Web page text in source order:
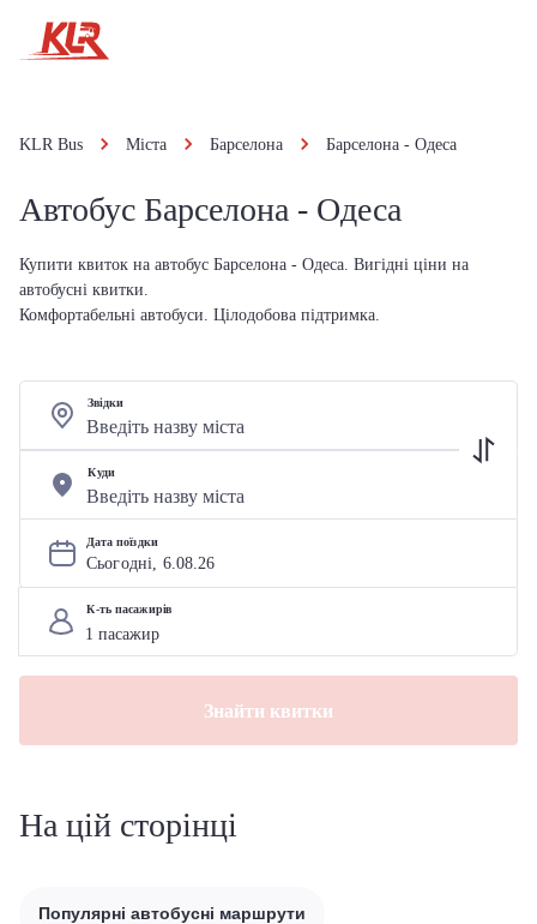
KLR Bus Міста Барселона Барселона - Одеса
Автобус Барселона - Одеса
Купити квиток на автобус Барселона - Одеса. Вигідні ціни на
автобусні квитки.
Комфортабельні автобуси. Цілодобова підтримка.
Звідки
Куди
Дата поїздки
Сьогодні, 6.08.26
К-ть пасажирів
Знайти квитки
На цій сторінці
Популярні автобусні маршрути